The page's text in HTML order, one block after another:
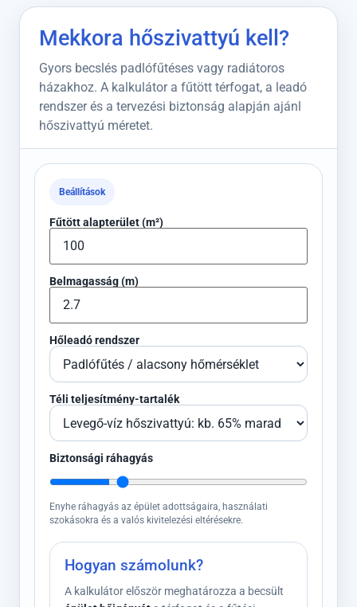
Mekkora hőszivattyú kell?
Gyors becslés padlófűtéses vagy radiátoros
házakhoz. A kalkulátor a fűtött térfogat, a leadó
rendszer és a tervezési biztonság alapján ajánl
hőszivattyú méretet.
Beállítások
Fűtött alapterület (m²)
Belmagasság (m)
Hőleadó rendszer
Téli teljesítmény-tartalék
Biztonsági ráhagyás
Enyhe ráhagyás az épület adottságaira, használati
szokásokra és a valós kivitelezési eltérésekre.
Hogyan számolunk?
A kalkulátor először meghatározza a becsült